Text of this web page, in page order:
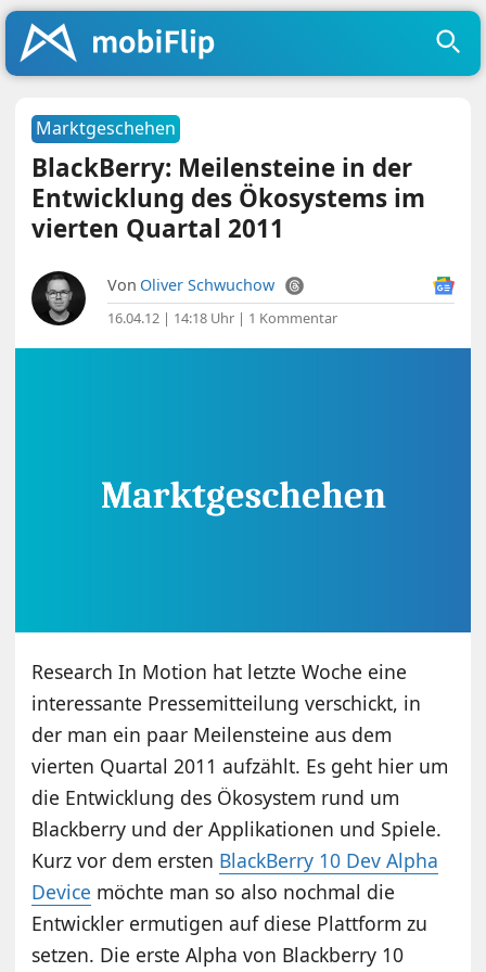
Marktgeschehen
BlackBerry: Meilensteine in der
Entwicklung des Ökosystems im
vierten Quartal 2011
Von Oliver Schwuchow
16.04.12 | 14:18 Uhr | 1 Kommentar
Research In Motion hat letzte Woche eine
interessante Pressemitteilung verschickt, in
der man ein paar Meilensteine aus dem
vierten Quartal 2011 aufzählt. Es geht hier um
die Entwicklung des Ökosystem rund um
Blackberry und der Applikationen und Spiele.
Kurz vor dem ersten BlackBerry 10 Dev Alpha
Device möchte man so also nochmal die
Entwickler ermutigen auf diese Plattform zu
setzen. Die erste Alpha von Blackberry 10